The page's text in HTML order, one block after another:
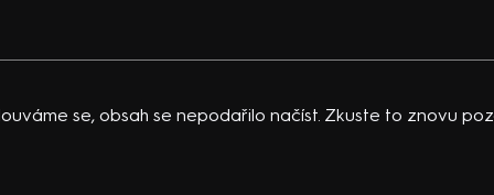
se, obsah se nepodařilo načíst. Zkuste to znovu